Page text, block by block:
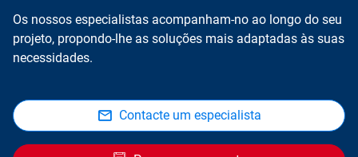
Os nossos especialistas acompanham-no ao longo do seu
projeto, propondo-lhe as soluções mais adaptadas às suas
necessidades.
Contacte um especialista